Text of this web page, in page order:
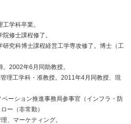
学科卒業。
修士課程修了。
究科博士課程経営工学専攻修了。博士（工
2002年6月同助教授。
理工学科・准教授。2011年4月同教授、現
ーション推進事務局参事官（インフラ・防
ー（非常勤）
、マーケティング。